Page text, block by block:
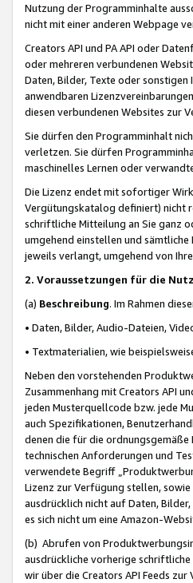
Nutzung der Programminhalte
nicht mit einer anderen Webpage
Creators API und PA API oder
oder mehreren verbundenen
Daten, Bilder, Texte oder
anwendbaren
diesen verbundenen Websites zur
Sie dürfen den Programminhalt
verletzen. Sie dürfen
maschinelles Lernen oder
Die Lizenz endet mit sofortiger
Vergütungskatalog definiert) nicht
schriftliche Mitteilung an Sie ganz
umgehend einstellen und
jeweils verlangt, umgehend von
2. Voraussetzungen für die
(a) Beschreibung. Im Rahmen
• Daten, Bilder, Audio-Dateien,
• Textmaterialien, wie
Neben den vorstehenden
Zusammenhang mit Creators API
jeden Musterquellcode bzw. jede
auch Spezifikationen,
denen die für die ordnungsgemäße
technischen Anforderungen und
verwendete Begriff
Lizenz zur Verfügung stellen,
ausdrücklich nicht auf Daten,
es sich nicht um eine Amazon-
(b) Abrufen von
ausdrückliche vorherige
wir über die Creators API Feeds